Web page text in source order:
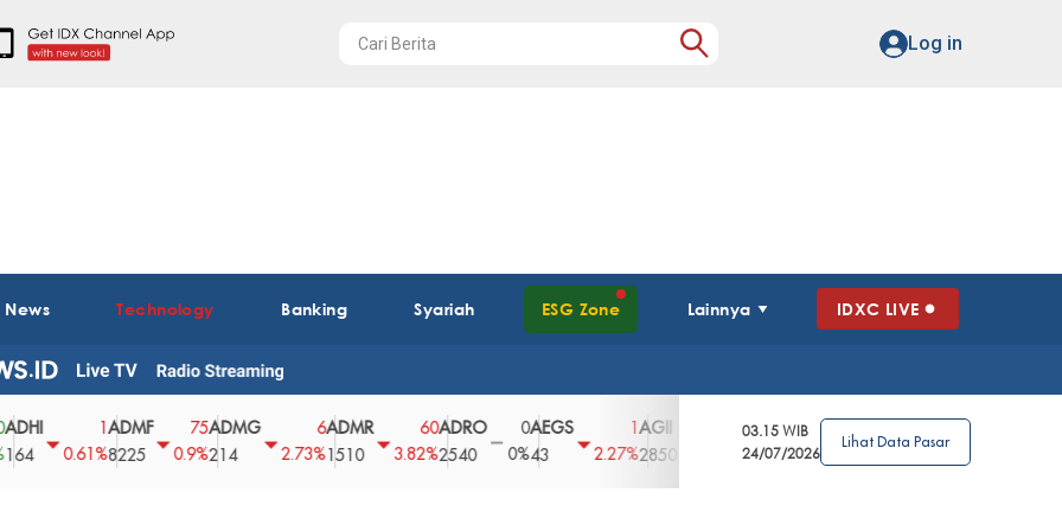
Log in
Technology Banking Syariah ESG Zone Lainnya IDXC LIVE
0.61%
ADMF
8225
75
0.9%
ADMG
214
2.73%
ADMR
1510
60
3.82%
ADRO
2540
0
0%
AEGS
2.27% 2850
3.39%
AGRO
4
2.63%
AGRS
62
0%
03.15 WIB
24/07/2026
Lihat Data Pasar